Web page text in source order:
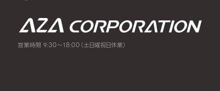
営業時間 9:30～18:00（土日曜祝日休業）